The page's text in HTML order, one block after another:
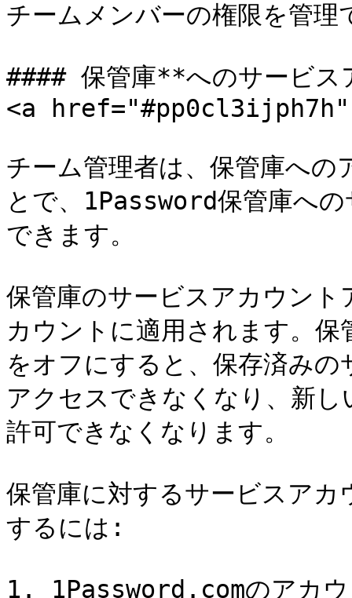
チームメンバーの権限を管理
#### 保管庫**へのサービス
<a
チーム管理者は、保管庫へ
とで、1Password保管庫へ
できます。
保管庫のサービスアカウン
カウントに適用されます。
をオフにすると、保存済み
アクセスできなくなり、新
許可できなくなります。
保管庫に対するサービスア
するには:
1. 1Password.comのアカ